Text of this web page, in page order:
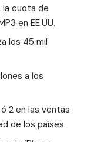
la cuota de
en EE.UU.
los 45 mil
a los
2 en las ventas
de los países.